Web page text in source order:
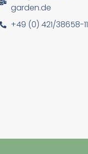
garden.de
+49 (0) 421/38658-11